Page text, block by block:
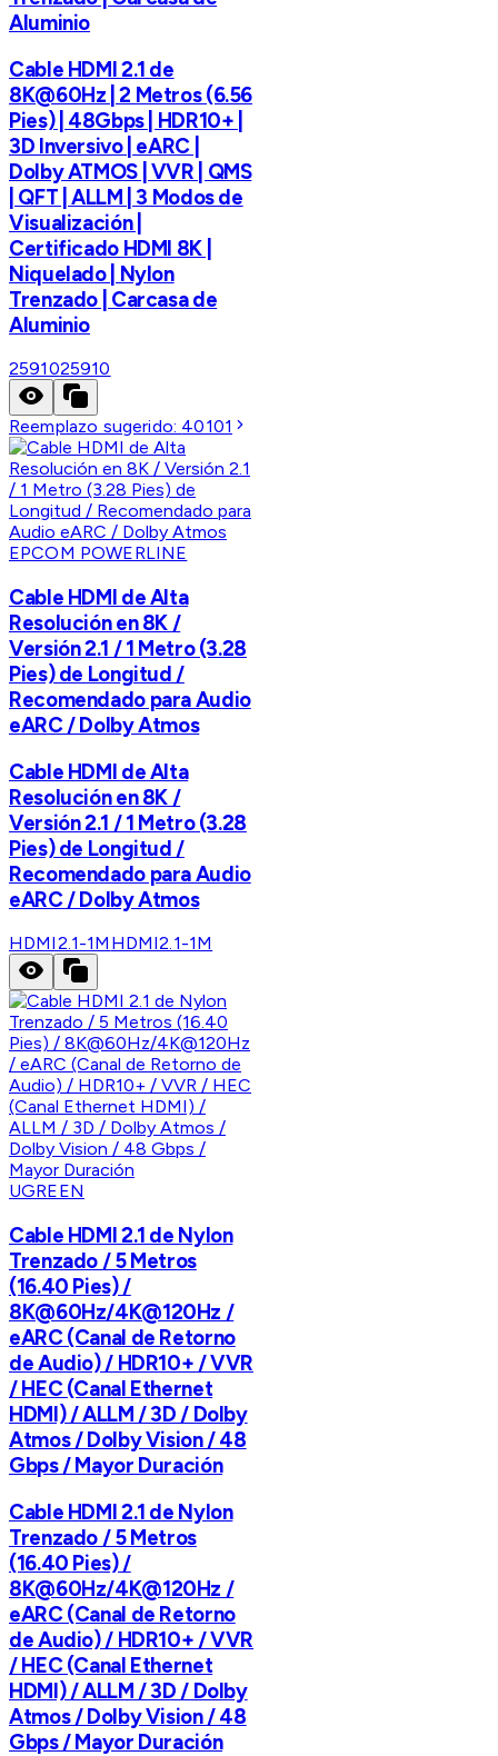
Aluminio
Cable HDMI 2.1 de
8K@60Hz | 2 Metros (6.56
Pies) | 48Gbps | HDR10+ |
3D Inversivo | eARC |
Dolby ATMOS | VVR | QMS
| QFT | ALLM | 3 Modos de
Visualización |
Certificado HDMI 8K |
Niquelado | Nylon
Trenzado | Carcasa de
Aluminio
2591025910
Reemplazo sugerido: 40101
EPCOM POWERLINE
Cable HDMI de Alta
Resolución en 8K /
Versión 2.1 / 1 Metro (3.28
Pies) de Longitud /
Recomendado para Audio
eARC / Dolby Atmos
Cable HDMI de Alta
Resolución en 8K /
Versión 2.1 / 1 Metro (3.28
Pies) de Longitud /
Recomendado para Audio
eARC / Dolby Atmos
HDMI2.1-1M HDMI2.1-1M
UGREEN
Cable HDMI 2.1 de Nylon
Trenzado / 5 Metros
(16.40 Pies) /
8K@60Hz/4K@120Hz /
eARC (Canal de Retorno
de Audio) / HDR10+ / VVR
/ HEC (Canal Ethernet
HDMI) / ALLM / 3D / Dolby
Atmos / Dolby Vision / 48
Gbps / Mayor Duración
Cable HDMI 2.1 de Nylon
Trenzado / 5 Metros
(16.40 Pies) /
8K@60Hz/4K@120Hz /
eARC (Canal de Retorno
de Audio) / HDR10+ / VVR
/ HEC (Canal Ethernet
HDMI) / ALLM / 3D / Dolby
Atmos / Dolby Vision / 48
Gbps / Mayor Duración